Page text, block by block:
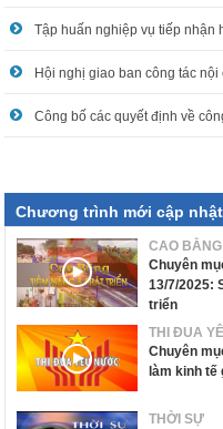
Hội nghị giao ban công tác nội
Chương trình mới cập nhật
CAO
Chuyên
13/7/2025:
triển
THI ĐUA
Chuyên
làm kinh tế
THỜI SỰ